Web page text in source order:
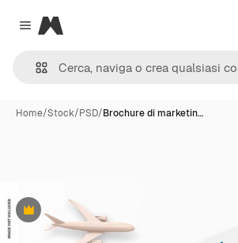
Close menu
Magnific
Home/Stock/PSD/Brochure di marketin…
Premium